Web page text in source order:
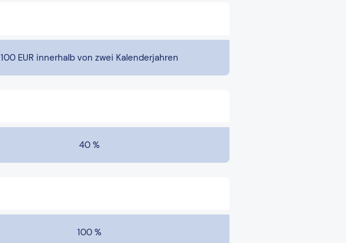
100 EUR innerhalb von zwei Kalenderjahren
40 %
100 %